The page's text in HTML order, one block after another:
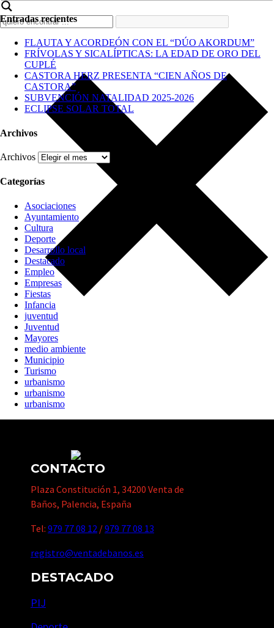
Entradas recientes
FLAUTA Y ACORDEÓN CON EL “DÚO AKORDUM”
FRÍVOLAS Y SICALÍPTICAS: LA EDAD DE ORO DEL
CUPLÉ
CASTORA HERZ PRESENTA “CIEN AÑOS DE
CASTORA”
SUBVENCIÓN NATALIDAD 2025-2026
ECLIPSE SOLAR TOTAL
Archivos
Archivos
Categorías
Asociaciones
Ayuntamiento
Cultura
Deporte
Desarrollo local
Destacado
Empleo
Empresas
Fiestas
Infancia
juventud
Juventud
Mayores
medio ambiente
Municipio
Turismo
urbanismo
urbanismo
urbanismo
CONTACTO
Plaza Constitución 1, 34200 Venta de
Baños, Palencia, España
Tel: 979 77 08 12 /979 77 08 13
registro@ventadebanos.es
DESTACADO
PIJ